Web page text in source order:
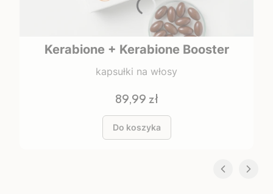
Kerabione + Kerabione Booster
kapsułki na włosy
Cena
89,99 zł
Do koszyka